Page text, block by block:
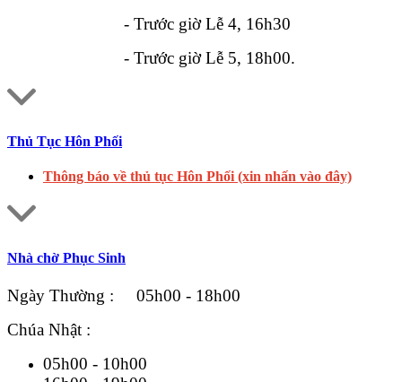
- Trước giờ Lễ 4, 16h30
- Trước giờ Lễ 5, 18h00.
Thủ Tục Hôn Phối
Thông báo về thủ tục Hôn Phối (xin nhấn vào đây)
Nhà chờ Phục Sinh
Ngày Thường : 05h00 - 18h00
Chúa Nhật :
05h00 - 10h00